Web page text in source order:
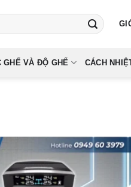
GHẾ VÀ ĐỘ GHẾ CÁCH